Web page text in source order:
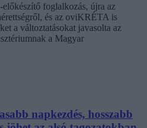
foglalkozás, újra az
és az oviKRÉTA is
a változtatásokat javasolta az
a Magyar
napkezdés, hosszabb